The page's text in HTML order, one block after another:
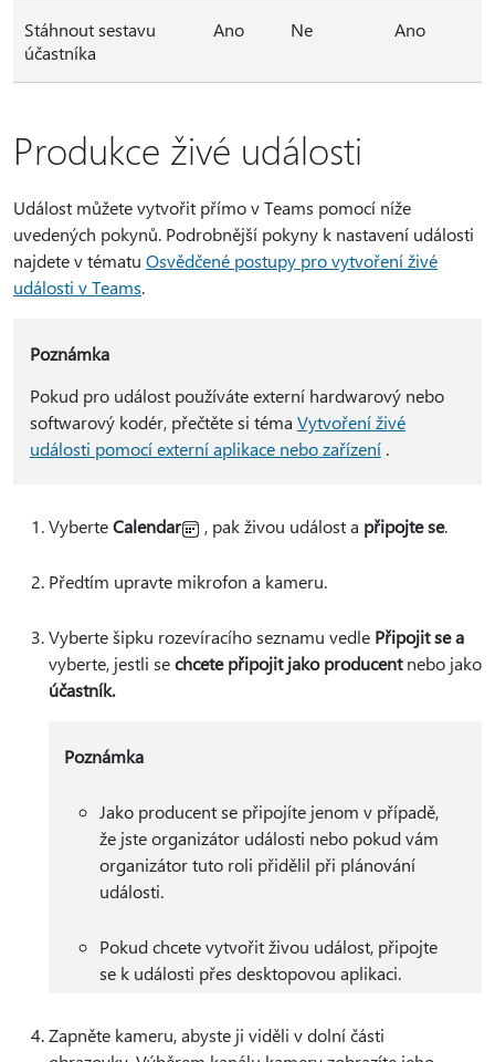
Stáhnout sestavu
účastníka
Ano Ne Ano
Produkce živé události
Událost můžete vytvořit přímo v Teams pomocí níže
uvedených pokynů. Podrobnější pokyny k nastavení události
najdete v tématu Osvědčené postupy pro vytvoření živé
události v Teams.
Poznámka
Pokud pro událost používáte externí hardwarový nebo
softwarový kodér, přečtěte si téma Vytvoření živé
události pomocí externí aplikace nebo zařízení.
VyberteCalendar , pak živou událost a připojte se.
Předtím upravte mikrofon a kameru.
Vyberte šipku rozevíracího seznamu vedle Připojit se a
vyberte, jestli sechcete připojit jako producentnebo jako
účastník.
Poznámka
Jako producent se připojíte jenom v případě,
že jste organizátor události nebo pokud vám
organizátor tuto roli přidělil při plánování
události.
Pokud chcete vytvořit živou událost, připojte
se k události přes desktopovou aplikaci.
Zapněte kameru, abyste ji viděli v dolní části